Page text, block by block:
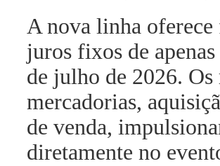
A nova linha
juros fixos de
de julho de 2026.
mercadorias,
de venda,
diretamente no